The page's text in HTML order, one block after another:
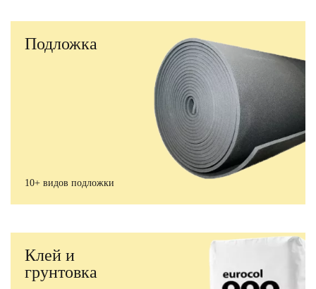
Подложка
10+ видов подложки
Клей и
грунтовка